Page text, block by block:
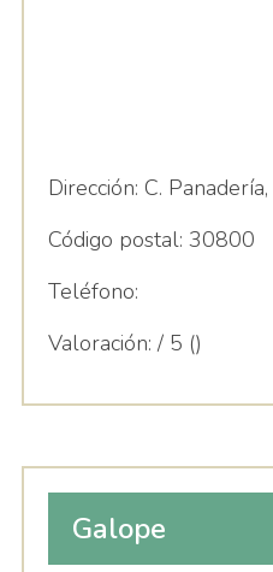
Dirección: C.
Código postal: 30800
Teléfono:
Valoración: / 5 ()
Galope